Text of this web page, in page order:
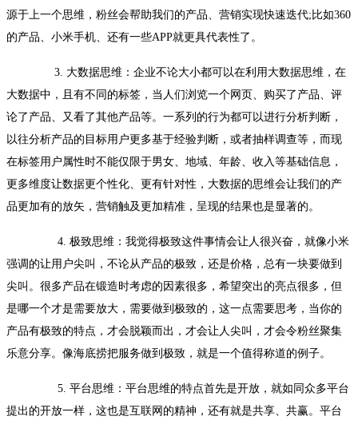
源于上一个思维，粉丝会帮助我们的产品、营销实现快速迭代;比如360
的产品、小米手机、还有一些APP就更具代表性了。
3. 大数据思维：企业不论大小都可以在利用大数据思维，在
大数据中，且有不同的标签，当人们浏览一个网页、购买了产品、评
论了产品、又看了其他产品等。一系列的行为都可以进行分析判断，
以往分析产品的目标用户更多基于经验判断，或者抽样调查等，而现
在标签用户属性时不能仅限于男女、地域、年龄、收入等基础信息，
更多维度让数据更个性化、更有针对性，大数据的思维会让我们的产
品更加有的放矢，营销触及更加精准，呈现的结果也是显著的。
4. 极致思维：我觉得极致这件事情会让人很兴奋，就像小米
强调的让用户尖叫，不论从产品的极致，还是价格，总有一块要做到
尖叫。很多产品在锻造时考虑的因素很多，希望突出的亮点很多，但
是哪一个才是需要放大，需要做到极致的，这一点需要思考，当你的
产品有极致的特点，才会脱颖而出，才会让人尖叫，才会令粉丝聚集
乐意分享。像海底捞把服务做到极致，就是一个值得称道的例子。
5. 平台思维：平台思维的特点首先是开放，就如同众多平台
提出的开放一样，这也是互联网的精神，还有就是共享、共赢。平台